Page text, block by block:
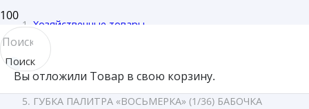
Поиск
товара
Вы отложили Товар в свою корзину.
Хозяйственные товары
Губки
/
ГУБКА ПАЛИТРА «ВОСЬМЕРКА» (1/36) БАБОЧКА